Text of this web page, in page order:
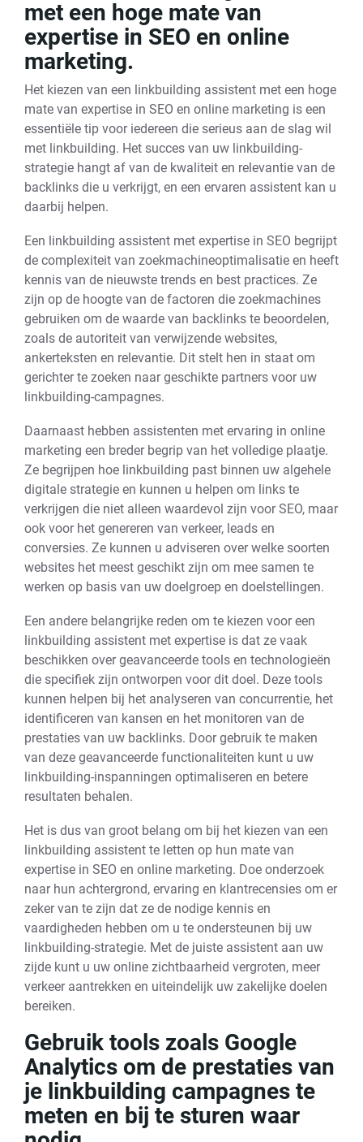
met een hoge mate van
expertise in SEO en online
marketing.
Het kiezen van een linkbuilding assistent met een hoge
mate van expertise in SEO en online marketing is een
essentiële tip voor iedereen die serieus aan de slag wil
met linkbuilding. Het succes van uw linkbuilding-
strategie hangt af van de kwaliteit en relevantie van de
backlinks die u verkrijgt, en een ervaren assistent kan u
daarbij helpen.
Een linkbuilding assistent met expertise in SEO begrijpt
de complexiteit van zoekmachineoptimalisatie en heeft
kennis van de nieuwste trends en best practices. Ze
zijn op de hoogte van de factoren die zoekmachines
gebruiken om de waarde van backlinks te beoordelen,
zoals de autoriteit van verwijzende websites,
ankerteksten en relevantie. Dit stelt hen in staat om
gerichter te zoeken naar geschikte partners voor uw
linkbuilding-campagnes.
Daarnaast hebben assistenten met ervaring in online
marketing een breder begrip van het volledige plaatje.
Ze begrijpen hoe linkbuilding past binnen uw algehele
digitale strategie en kunnen u helpen om links te
verkrijgen die niet alleen waardevol zijn voor SEO, maar
ook voor het genereren van verkeer, leads en
conversies. Ze kunnen u adviseren over welke soorten
websites het meest geschikt zijn om mee samen te
werken op basis van uw doelgroep en doelstellingen.
Een andere belangrijke reden om te kiezen voor een
linkbuilding assistent met expertise is dat ze vaak
beschikken over geavanceerde tools en technologieën
die specifiek zijn ontworpen voor dit doel. Deze tools
kunnen helpen bij het analyseren van concurrentie, het
identificeren van kansen en het monitoren van de
prestaties van uw backlinks. Door gebruik te maken
van deze geavanceerde functionaliteiten kunt u uw
linkbuilding-inspanningen optimaliseren en betere
resultaten behalen.
Het is dus van groot belang om bij het kiezen van een
linkbuilding assistent te letten op hun mate van
expertise in SEO en online marketing. Doe onderzoek
naar hun achtergrond, ervaring en klantrecensies om er
zeker van te zijn dat ze de nodige kennis en
vaardigheden hebben om u te ondersteunen bij uw
linkbuilding-strategie. Met de juiste assistent aan uw
zijde kunt u uw online zichtbaarheid vergroten, meer
verkeer aantrekken en uiteindelijk uw zakelijke doelen
bereiken.
Gebruik tools zoals Google
Analytics om de prestaties van
je linkbuilding campagnes te
meten en bij te sturen waar